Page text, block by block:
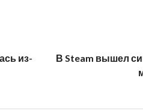
из-
В Steam вышел